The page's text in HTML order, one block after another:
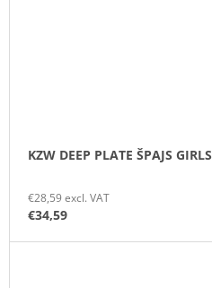
KZW DEEP PLATE ŠPAJS GIRLS
€28,59 excl. VAT
€34,59